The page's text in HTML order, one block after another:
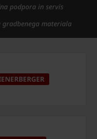
podpora in servis
gradbenega materiala